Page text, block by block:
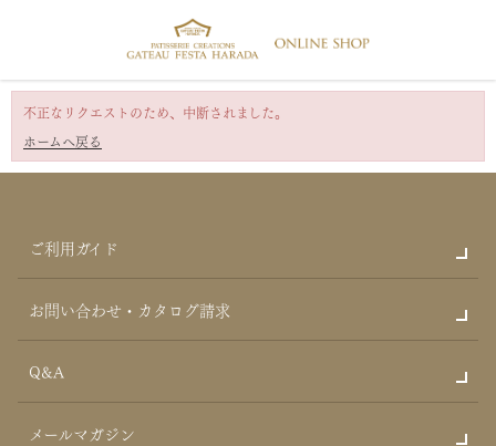
不正なリクエストのため、中断されました。
ホームへ戻る
ご利用ガイド
お問い合わせ・カタログ請求
Q&A
メールマガジン